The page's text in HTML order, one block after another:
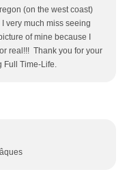
(on the west coast)
very much miss seeing
of mine because I
real!!! Thank you for your
Full Time-Life.